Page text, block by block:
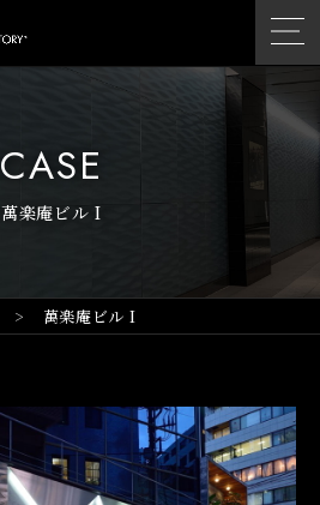
CASE
萬楽庵ビル I
萬楽庵ビル I